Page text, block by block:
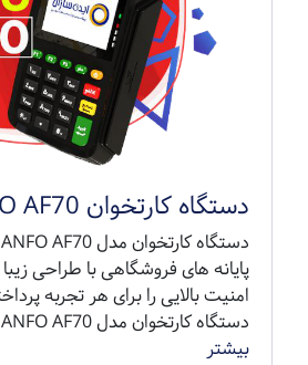
دستگاه کارتخوان ANFO AF70
پایانه های فروشگاهی با طراحی
امنیت بالایی را برای هر تجربه
دستگاه کارتخوان مدل ANFO AF70 امکانات ...
بیشتر